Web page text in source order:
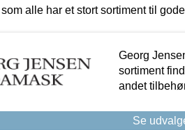
som alle har et stort sortiment til
Georg
sortiment
andet
Se